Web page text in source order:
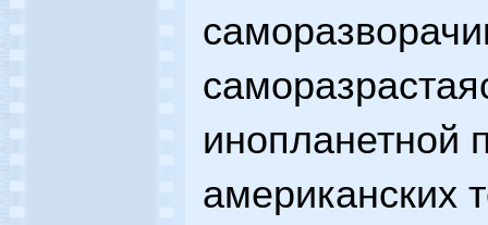
инопланетной
американских